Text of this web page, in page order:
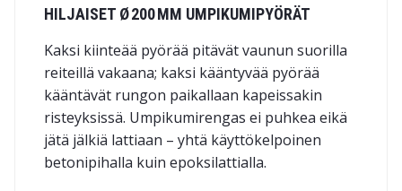
HILJAISET Ø 200 MM UMPIKUMIPYÖRÄT
Kaksi kiinteää pyörää pitävät vaunun suorilla
reiteillä vakaana; kaksi kääntyvää pyörää
kääntävät rungon paikallaan kapeissakin
risteyksissä. Umpikumirengas ei puhkea eikä
jätä jälkiä lattiaan – yhtä käyttökelpoinen
betoni­pihalla kuin epoksilattialla.